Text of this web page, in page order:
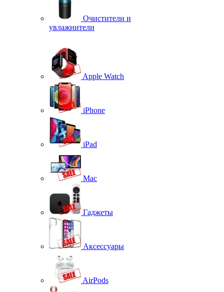
Очистители и
увлажнители
Apple Watch
iPhone
iPad
Mac
Гаджеты
Аксессуары
AirPods